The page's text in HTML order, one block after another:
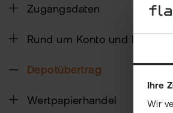
Ihre
Wir
Zugangsdaten
Rund um Konto und Depot
Depotübertrag
Wertpapierhandel